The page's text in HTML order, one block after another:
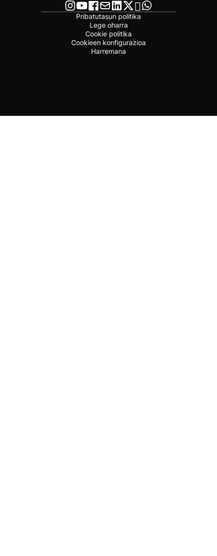
Pribatutasun politika
Lege oharra
Cookie politika
Cookieen konfigurazioa
Harremana